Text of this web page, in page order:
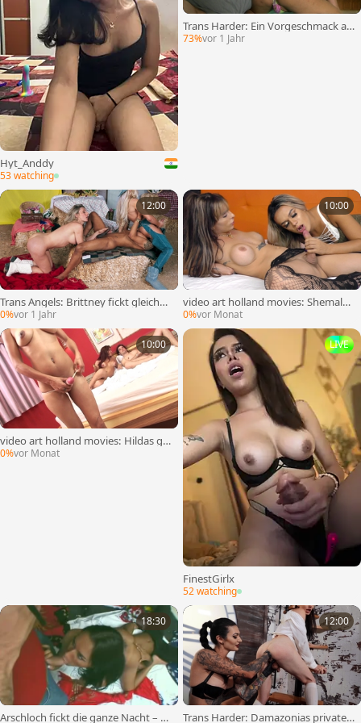
Hyt_Anddy
53 watching
Trans Harder: Ein Vorgeschmack au
f das Paradies für Nicoly
73%vor 1 Jahr
12:00
Trans Angels: Brittney fickt gleichze
itig das Gesicht von Leilani
0%vor 1 Jahr
10:00
video art holland movies: Shemales
Geheimnisse enthüllt
0%vor Monat
10:00
video art holland movies: Hildas gr
oße Ladung Überraschung
0%vor Monat
LIVE
FinestGirlx
52 watching
18:30
Arschloch fickt die ganze Nacht – T
12:00
Trans Harder: Damazonias private S